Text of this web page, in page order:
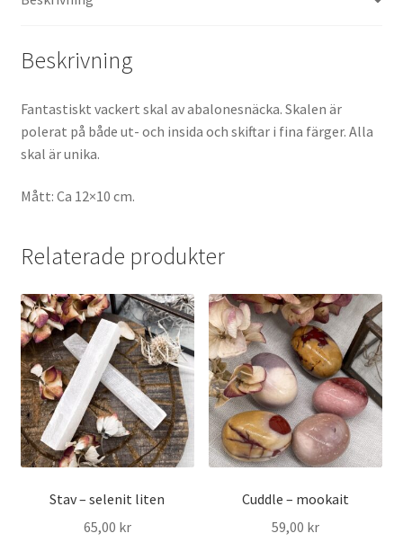
Beskrivning
Fantastiskt vackert skal av abalonesnäcka. Skalen är
polerat på både ut- och insida och skiftar i fina färger. Alla
skal är unika.
Mått: Ca 12×10 cm.
Relaterade produkter
Stav – selenit liten
65,00 kr
Cuddle – mookait
59,00 kr